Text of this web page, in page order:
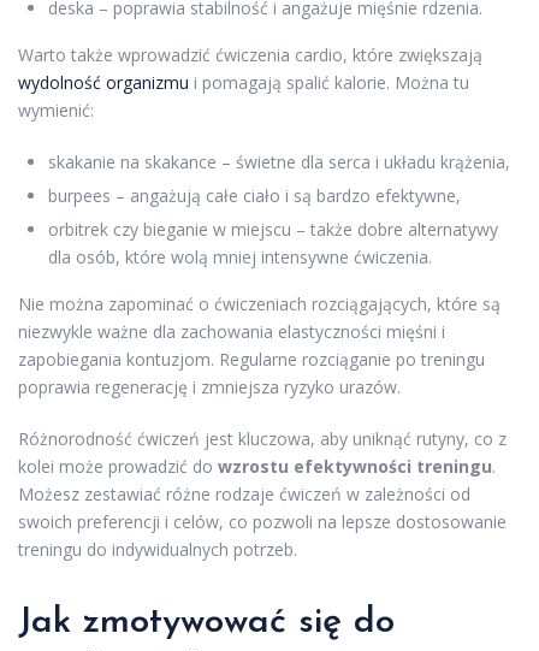
deska – poprawia stabilność i angażuje mięśnie rdzenia.
Warto także wprowadzić ćwiczenia cardio, które zwiększają
wydolność organizmu i pomagają spalić kalorie. Można tu
wymienić:
skakanie na skakance – świetne dla serca i układu krążenia,
burpees – angażują całe ciało i są bardzo efektywne,
orbitrek czy bieganie w miejscu – także dobre alternatywy
dla osób, które wolą mniej intensywne ćwiczenia.
Nie można zapominać o ćwiczeniach rozciągających, które są
niezwykle ważne dla zachowania elastyczności mięśni i
zapobiegania kontuzjom. Regularne rozciąganie po treningu
poprawia regenerację i zmniejsza ryzyko urazów.
Różnorodność ćwiczeń jest kluczowa, aby uniknąć rutyny, co z
kolei może prowadzić do wzrostu efektywności treningu.
Możesz zestawiać różne rodzaje ćwiczeń w zależności od
swoich preferencji i celów, co pozwoli na lepsze dostosowanie
treningu do indywidualnych potrzeb.
Jak zmotywować się do